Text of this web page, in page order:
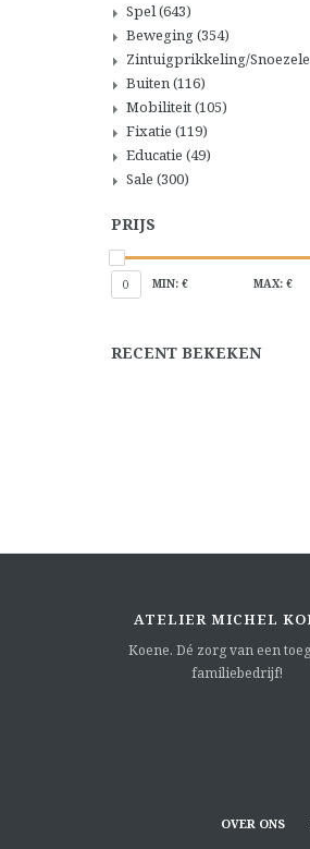
Spel(643)
Beweging(354)
Zintuigprikkeling/
Buiten(116)
Mobiliteit(105)
Fixatie (119)
Educatie (49)
Sale (300)
PRIJS
0 MIN: € MAX: €
RECENT BEKEKEN
ATELIER MICHEL
Koene. Dé zorg van een
familiebedrijf!
OVER ONS